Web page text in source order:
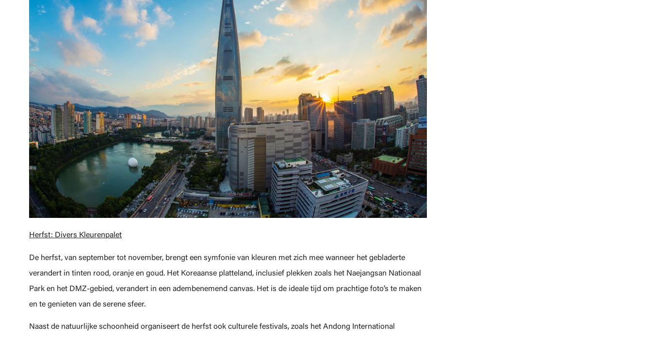
Herfst: Divers Kleurenpalet
De herfst, van september tot november, brengt een symfonie van kleuren met zich mee wanneer het gebladerte
verandert in tinten rood, oranje en goud. Het Koreaanse platteland, inclusief plekken zoals het Naejangsan Nationaal
Park en het DMZ-gebied, verandert in een adembenemend canvas. Het is de ideale tijd om prachtige foto’s te maken
en te genieten van de serene sfeer.
Naast de natuurlijke schoonheid organiseert de herfst ook culturele festivals, zoals het Andong International